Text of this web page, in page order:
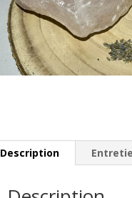
Description